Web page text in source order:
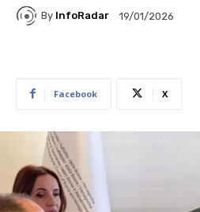
By InfoRadar 19/01/2026
Facebook X